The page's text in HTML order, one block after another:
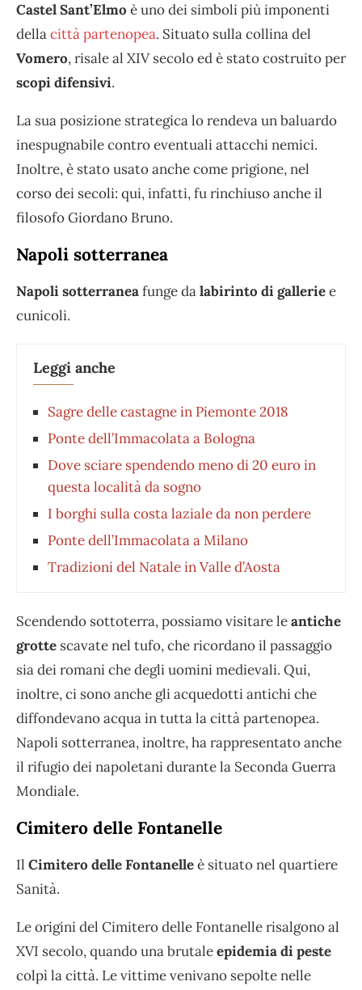
Castel Sant’Elmo è uno dei simboli più imponenti
dellacittà partenopea. Situato sulla collina del
Vomero, risale al XIV secolo ed è stato costruito per
scopi difensivi.
La sua posizione strategica lo rendeva un baluardo
inespugnabile contro eventuali attacchi nemici.
Inoltre, è stato usato anche come prigione, nel
corso dei secoli: qui, infatti, fu rinchiuso anche il
filosofo Giordano Bruno.
Napoli sotterranea
Napoli sotterraneafunge dalabirinto di galleriee
cunicoli.
Leggi anche
Sagre delle castagne in Piemonte 2018
Ponte dell’Immacolata a Bologna
Dove sciare spendendo meno di 20 euro in
questa località da sogno
I borghi sulla costa laziale da non perdere
Ponte dell’Immacolata a Milano
Tradizioni del Natale in Valle d’Aosta
Scendendo sottoterra, possiamo visitare leantiche
grotte scavate nel tufo, che ricordano il passaggio
sia dei romani che degli uomini medievali. Qui,
inoltre, ci sono anche gli acquedotti antichi che
diffondevano acqua in tutta la città partenopea.
Napoli sotterranea, inoltre, ha rappresentato anche
il rifugio dei napoletani durante la Seconda Guerra
Mondiale.
Cimitero delle Fontanelle
Il Cimitero delle Fontanelleè situato nel quartiere
Sanità.
Le origini del Cimitero delle Fontanelle risalgono al
XVI secolo, quando una brutaleepidemia di peste
colpì la città. Le vittime venivano sepolte nelle